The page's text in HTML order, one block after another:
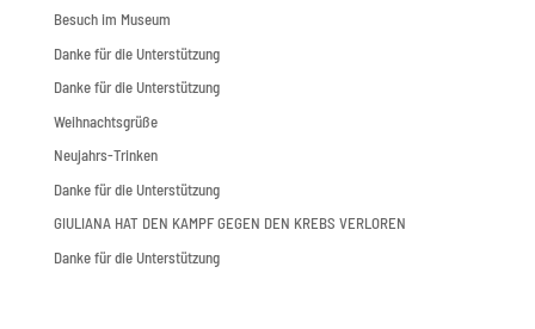
Besuch im Museum
Danke für die Unterstützung
Danke für die Unterstützung
Weihnachtsgrüße
Neujahrs-Trinken
Danke für die Unterstützung
GIULIANA HAT DEN KAMPF GEGEN DEN KREBS VERLOREN
Danke für die Unterstützung